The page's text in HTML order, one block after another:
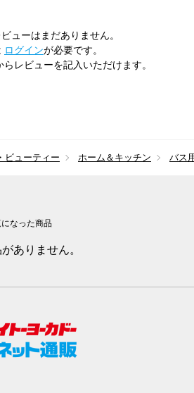
ューはまだありません。
ログインが必要です。
らレビューを記入いただけます。
ビューティー ホーム＆キッチン バス
なった商品
ありません。